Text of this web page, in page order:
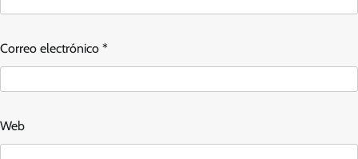
Correo electrónico *
Web